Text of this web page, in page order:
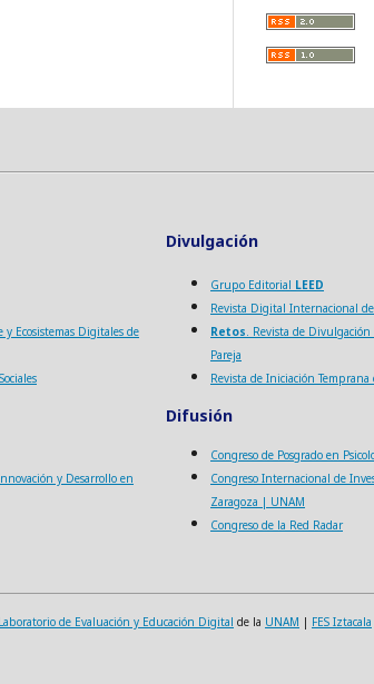
Divulgación
Ecosistemas Digitales de
y Desarrollo en
Grupo Editorial LEED
Revista Digital Internacional de
Retos. Revista de
Pareja
Revista de Iniciación Temprana
Difusión
Congreso de Posgrado en
Congreso Internacional de
Zaragoza | UNAM
Congreso de la Red Radar
Laboratorio de Evaluación y Educación Digital de la UNAM | FES Iztacala